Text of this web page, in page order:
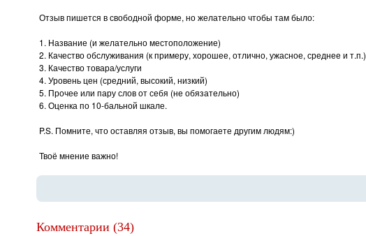
Отзыв пишется в свободной форме, но желательно чтобы там было:
1. Название (и желательно местоположение)
2. Качество обслуживания (к примеру, хорошее, отлично, ужасное, среднее и т.п.)
3. Качество товара/услуги
4. Уровень цен (средний, высокий, низкий)
5. Прочее или пару слов от себя (не обязательно)
6. Оценка по 10-бальной шкале.
P.S. Помните, что оставляя отзыв, вы помогаете другим людям:)
Твоё мнение важно!
Комментарии (34)